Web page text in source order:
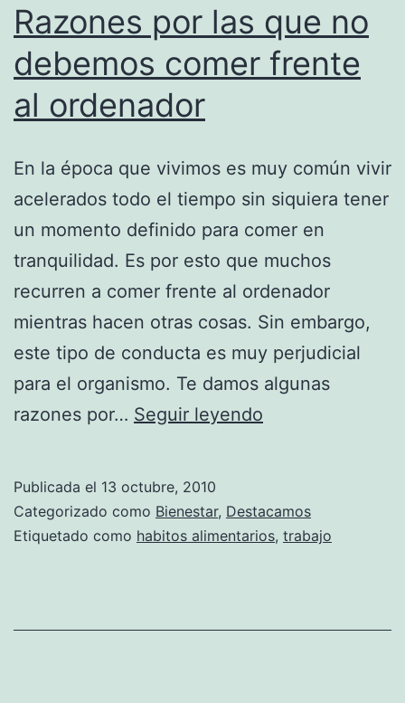
Razones por las que no
debemos comer frente
al ordenador
En la época que vivimos es muy común vivir
acelerados todo el tiempo sin siquiera tener
un momento definido para comer en
tranquilidad. Es por esto que muchos
recurren a comer frente al ordenador
mientras hacen otras cosas. Sin embargo,
este tipo de conducta es muy perjudicial
para el organismo. Te damos algunas
razones por… Seguir leyendo
que
no
frente
Publicada el 13 octubre, 2010
Categorizado como Bienestar, Destacamos
Etiquetado como habitos alimentarios, trabajo